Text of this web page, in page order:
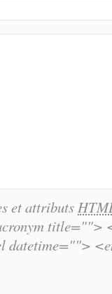
et attributs
title="">
datetime="">